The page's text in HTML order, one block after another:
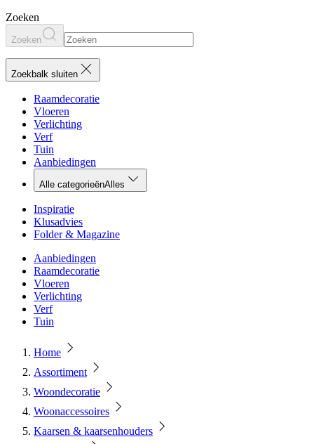
Zoeken
Zoeken
Zoekbalk sluiten
Raamdecoratie
Vloeren
Verlichting
Verf
Tuin
Aanbiedingen
Alle categorieënAlles
Inspiratie
Klusadvies
Folder & Magazine
Aanbiedingen
Raamdecoratie
Vloeren
Verlichting
Verf
Tuin
Home
Assortiment
Woondecoratie
Woonaccessoires
Kaarsen & kaarsenhouders